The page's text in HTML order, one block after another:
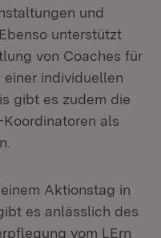
und
unterstützt
von Coaches für
individuellen
gibt es zudem die
als
Aktionstag in
es anlässlich des
vom LErn